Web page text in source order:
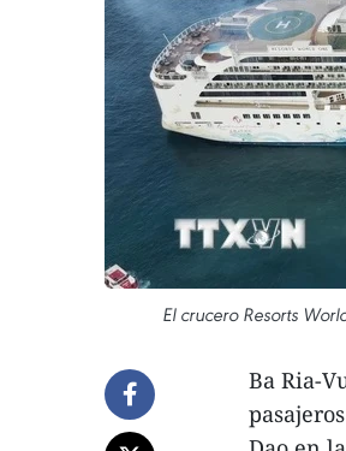
El crucero Resorts
Ba Ria-